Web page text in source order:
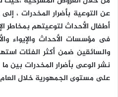
عن التوعية بأضرار المخدرات ،
فى مؤسسات الأحداث والإيواء
والسائقين ضمن أكثر الفئات
على مستوى الجمهورية خلال العام‪ .‬